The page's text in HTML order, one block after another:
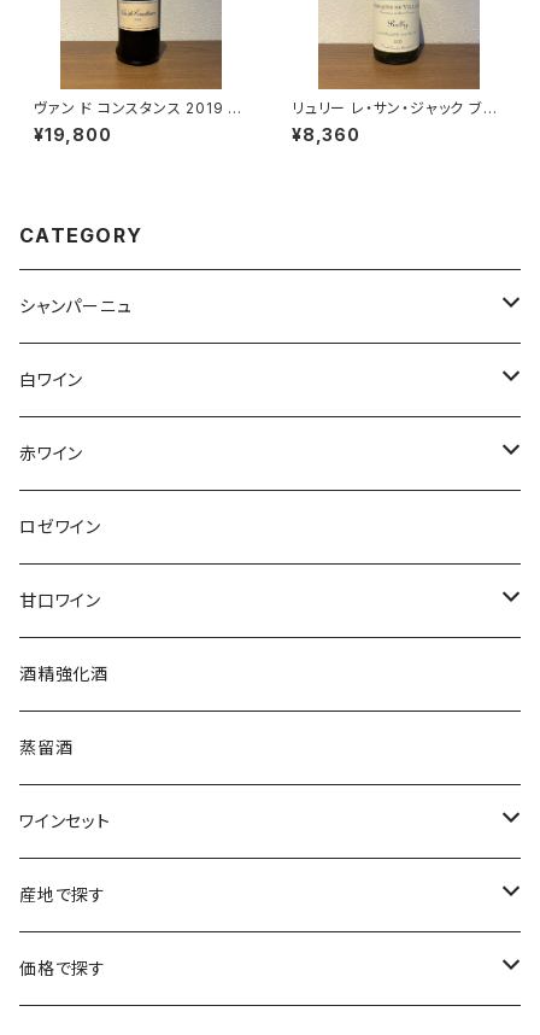
ヴァン ド コンスタンス 2019 50
0ml クライン コンスタンシア 甘
口ワイン 南アフリカ コンスタン
¥19,800
リュリー レ・サン・ジャック ブラ
ン 2023 ドメーヌ・ド・ヴィレー
ヌ 白ワイン 750ml
¥8,360
CATEGORY
シャンパーニュ
アンリ・ジロー
アンリ・ビリオ・フィス
エティエンヌ・ルフェーヴル
クリスチャン・ゴセ
クロード・カザル
ジェローム・ルフェーヴル
シャルトーニュ・タイエ
シャルル・エドシック
ジャン・ラルマン
白ワイン
フランス
アルザス
ブルゴーニュ
ロワール
コトーシャンプノワ
ドイツ
オーストラリア
ニュージーランド
南アフリカ
チリ
スロヴァキア
オーストリア
赤ワイン
フランス
アルザス
シュッド・ウエスト
ロワール
スロヴァキア
オーストラリア
ニュージーランド
南アフリカ
チリ
アメリカ
ロゼワイン
甘口ワイン
フランス
ソーテルヌ
酒精強化酒
蒸留酒
ワインセット
福袋
シャンパーニュセット
産地で探す
アメリカ
価格で探す